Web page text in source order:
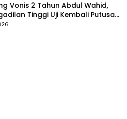
Vonis 2 Tahun Abdul Wahid,
Tinggi Uji Kembali Putusan